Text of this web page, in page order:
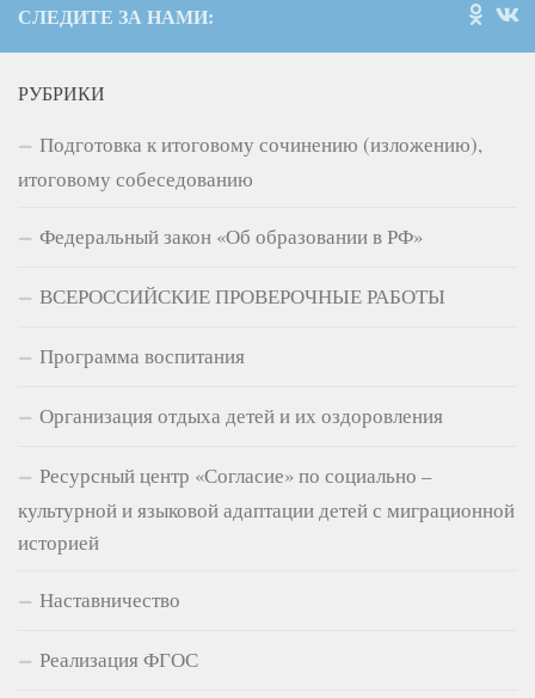
СЛЕДИТЕ ЗА НАМИ:
РУБРИКИ
Подготовка к итоговому сочинению (изложению),
итоговому собеседованию
Федеральный закон «Об образовании в РФ»
ВСЕРОССИЙСКИЕ ПРОВЕРОЧНЫЕ РАБОТЫ
Программа воспитания
Организация отдыха детей и их оздоровления
Ресурсный центр «Согласие» по социально –
культурной и языковой адаптации детей с миграционной
историей
Наставничество
Реализация ФГОС